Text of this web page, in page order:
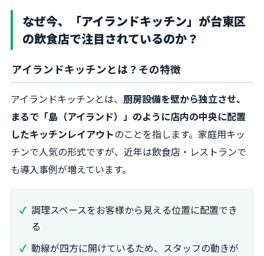
なぜ今、「アイランドキッチン」が台東区
の飲食店で注目されているのか？
アイランドキッチンとは？その特徴
アイランドキッチンとは、 厨房設備を壁から独立させ、
まるで「島（アイランド）」のように店内の中央に配置
したキッチンレイアウトのことを指します。家庭用キッ
チンで人気の形式ですが、近年は飲食店・レストランで
も導入事例が増えています。
調理スペースをお客様から見える位置に配置でき
る
動線が四方に開けているため、スタッフの動きが